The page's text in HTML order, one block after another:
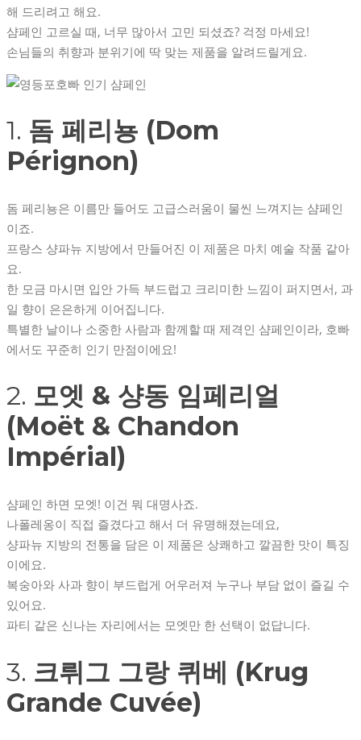
해 드리려고 해요.
샴페인 고르실 때, 너무 많아서 고민 되셨죠? 걱정 마세요!
손님들의 취향과 분위기에 딱 맞는 제품을 알려드릴게요.
1. 돔 페리뇽 (Dom
Pérignon)
돔 페리뇽은 이름만 들어도 고급스러움이 물씬 느껴지는 샴페인
이죠.
프랑스 샹파뉴 지방에서 만들어진 이 제품은 마치 예술 작품 같아
요.
한 모금 마시면 입안 가득 부드럽고 크리미한 느낌이 퍼지면서, 과
일 향이 은은하게 이어집니다.
특별한 날이나 소중한 사람과 함께할 때 제격인 샴페인이라, 호빠
에서도 꾸준히 인기 만점이에요!
2. 모엣 & 샹동 임페리얼
(Moët & Chandon
Impérial)
샴페인 하면 모엣! 이건 뭐 대명사죠.
나폴레옹이 직접 즐겼다고 해서 더 유명해졌는데요,
샹파뉴 지방의 전통을 담은 이 제품은 상쾌하고 깔끔한 맛이 특징
이에요.
복숭아와 사과 향이 부드럽게 어우러져 누구나 부담 없이 즐길 수
있어요.
파티 같은 신나는 자리에서는 모엣만 한 선택이 없답니다.
3. 크뤼그 그랑 퀴베 (Krug
Grande Cuvée)